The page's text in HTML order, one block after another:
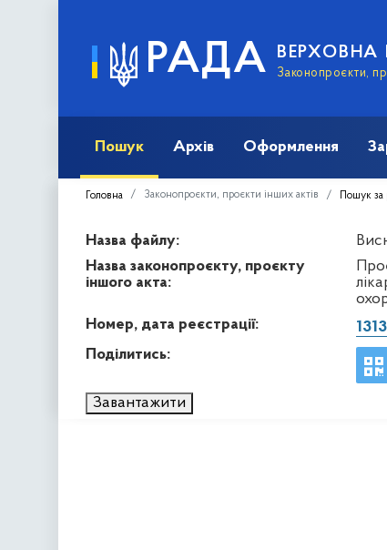
РАДА ВЕРХОВНА
Законопроєкти,
Пошук Архів Оформлення
Головна Законопроєкти, проєкти інших актів Пошук за
Назва файлу:
Назва законопроєкту, проєкту
іншого акта:
Номер, дата реєстрації:
Поділитись:
Завантажити